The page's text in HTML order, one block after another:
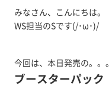
みなさん、こんにちは。
WS担当のSです(/･ω･)/
今回は、本日発売の。。。
ブースターパック